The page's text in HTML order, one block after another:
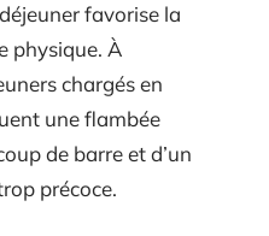
favorise la
physique. À
chargés en
une flambée
de barre et d’un
précoce.